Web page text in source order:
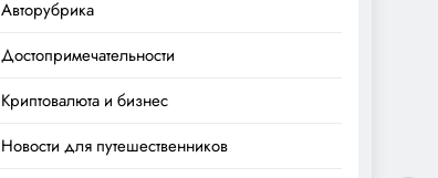
Авторубрика
Достопримечательности
Криптовалюта и бизнес
Новости для путешественников